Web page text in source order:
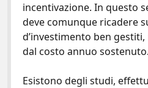
incentivazione. In questo
deve comunque ricadere
d’investimento ben
dal costo annuo sostenuto.
Esistono degli studi,